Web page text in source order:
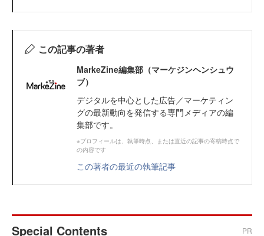
この記事の著者
MarkeZine編集部（マーケジンヘンシュウ
ブ）
デジタルを中心とした広告／マーケティン
グの最新動向を発信する専門メディアの編
集部です。
※プロフィールは、執筆時点、または直近の記事の寄稿時点で
の内容です
この著者の最近の執筆記事
Special Contents PR